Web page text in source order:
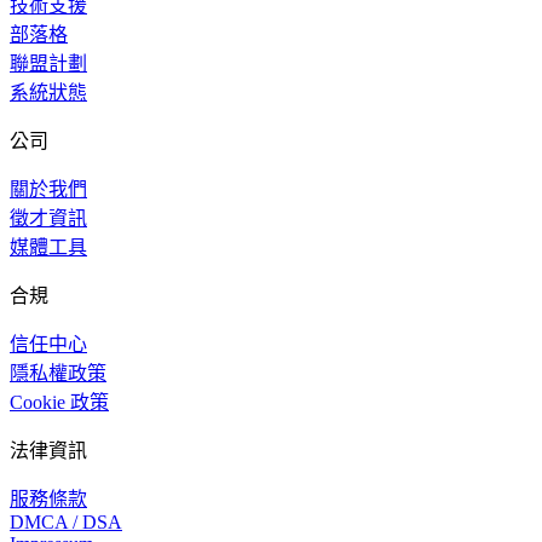
技術支援
部落格
聯盟計劃
系統狀態
公司
關於我們
徵才資訊
媒體工具
合規
信任中心
隱私權政策
Cookie 政策
法律資訊
服務條款
DMCA / DSA